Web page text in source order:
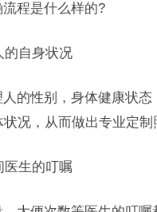
程是什么样的?
自身状况
性别，身体健康状态
况，从而做出专业定制
生的叮嘱